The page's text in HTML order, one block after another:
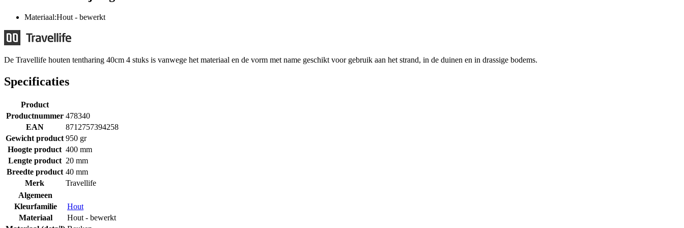
Materiaal:Hout - bewerkt
De Travellife houten tentharing 40cm 4 stuks is vanwege het materiaal en de vorm met name geschikt voor gebruik aan het strand, in de duinen en in drassige bodems.
Specificaties
Product
Productnummer 478340
EAN
8712757394258
Gewicht product 950 gr
Hoogte product 400 mm
Lengte product 20 mm
Breedte product 40 mm
Merk
Travellife
Algemeen
Kleurfamilie
Hout
Materiaal
Hout - bewerkt